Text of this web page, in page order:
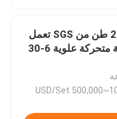
رافعة علوية 20 طن من SGS تعمل
بالكهرباء رافعة متحركة علوية 6-30